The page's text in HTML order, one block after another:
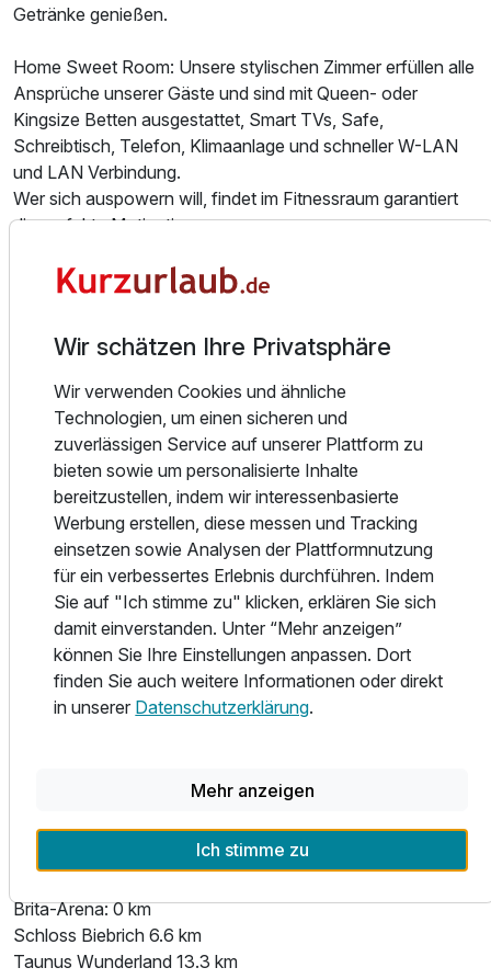
Getränke genießen.
Home Sweet Room: Unsere stylischen Zimmer erfüllen alle
Ansprüche unserer Gäste und sind mit Queen- oder
Kingsize Betten ausgestattet, Smart TVs, Safe,
Schreibtisch, Telefon, Klimaanlage und schneller W-LAN
und LAN Verbindung.
Wer sich auspowern will, findet im Fitnessraum garantiert
die perfekte Motivation.
Das Hotel befindet sich in der Landeshauptstadt und Kurort
entfernt und kann zu Fuß erreicht werden. (1 Km)
Sport und Entspannung im Umfeld des Hotels
Eishalle: 4 km
Therme: 3 km
Wanderweg: 5 km
Kart-Bahn: 16 km
Squashcenter: 20 km
Tennishalle: 11,00 km
Tennisplatz: 1,00 km
Angelmöglichkeit: 11 km
Ruderhaus: 6 km
Segelmöglichkeit: 9 km
Minigolfanlage: 5,00 km
Massagesalon: 1 km
Brita-Arena: 0 km
Schloss Biebrich 6.6 km
Taunus Wunderland 13.3 km
Wir schätzen Ihre Privatsphäre
Wir verwenden Cookies und ähnliche
Technologien, um einen sicheren und
zuverlässigen Service auf unserer Plattform zu
bieten sowie um personalisierte Inhalte
bereitzustellen, indem wir interessenbasierte
Werbung erstellen, diese messen und Tracking
einsetzen sowie Analysen der Plattformnutzung
für ein verbessertes Erlebnis durchführen. Indem
Sie auf "Ich stimme zu" klicken, erklären Sie sich
damit einverstanden. Unter “Mehr anzeigen”
können Sie Ihre Einstellungen anpassen. Dort
finden Sie auch weitere Informationen oder direkt
in unserer Datenschutzerklärung.
Mehr anzeigen
Ich stimme zu